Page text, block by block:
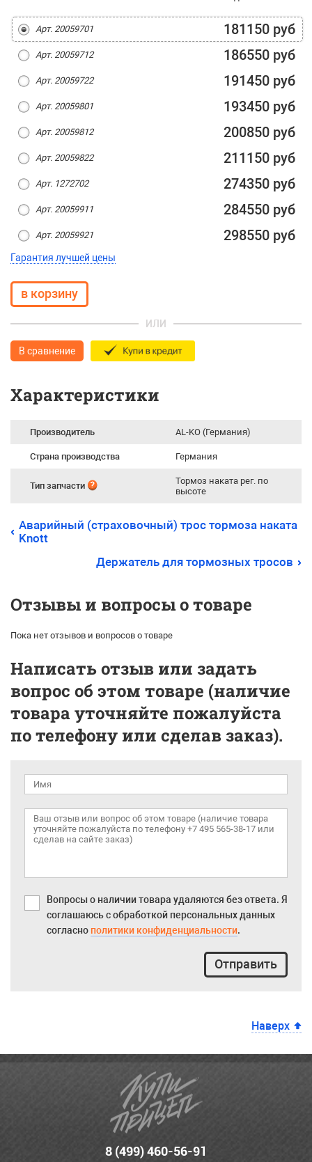
Арт. 20059701 181150 руб
Арт. 20059712 186550 руб
Арт. 20059722 191450 руб
Арт. 20059801 193450 руб
Арт. 20059812 200850 руб
Арт. 20059822 211150 руб
Арт. 1272702 274350 руб
Арт. 20059911 284550 руб
Арт. 20059921 298550 руб
Гарантия лучшей цены
ИЛИ
В сравнение
Характеристики
Производитель AL-KO (Германия)
Страна производства Германия
Тип запчасти
Тормоз наката рег. по
высоте
Аварийный (страховочный) трос тормоза наката
Knott
Держатель для тормозных тросов
Отзывы и вопросы о товаре
Пока нет отзывов и вопросов о товаре
Написать отзыв или задать
вопрос об этом товаре (наличие
товара уточняйте пожалуйста
по телефону или сделав заказ).
Вопросы о наличии товара удаляются без ответа. Я
соглашаюсь с обработкой персональных данных
согласно политики конфиденциальности.
Отправить
Наверх
8 (499) 460-56-91